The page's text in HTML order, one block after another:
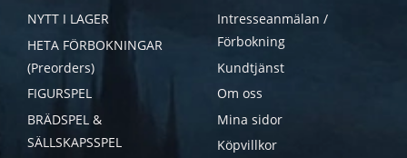
NYTT I LAGER
HETA FÖRBOKNINGAR
(Preorders)
FIGURSPEL
BRÄDSPEL &
SÄLLSKAPSSPEL
Intresseanmälan /
Förbokning
Kundtjänst
Om oss
Mina sidor
Köpvillkor